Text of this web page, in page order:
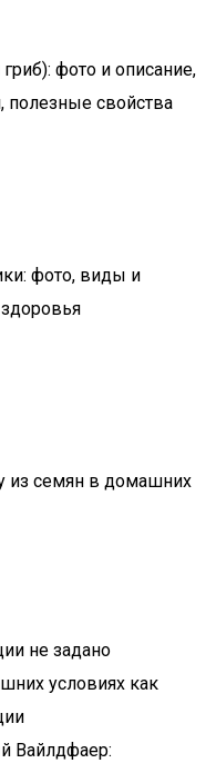
фото и описание,
полезные свойства
фото, виды и
из семян в домашних
условиях как